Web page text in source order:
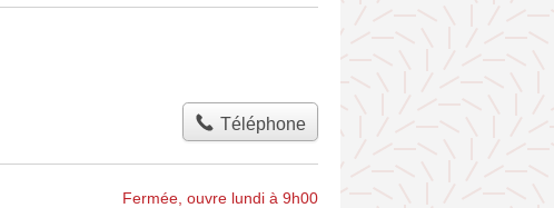
Téléphone
Fermée, ouvre lundi à 9h00